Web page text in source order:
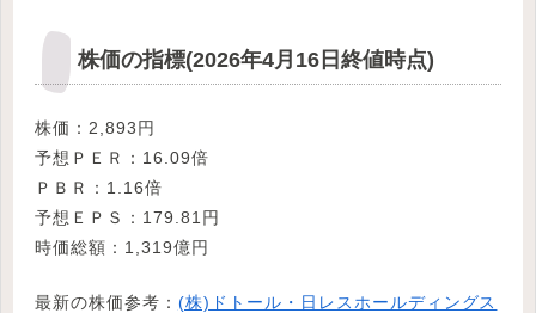
株価の指標(2026年4月16日終値時点)
株価：2,893円
予想ＰＥＲ：16.09倍
ＰＢＲ：1.16倍
予想ＥＰＳ：179.81円
時価総額：1,319億円
最新の株価参考： (株)ドトール・日レスホールディングス